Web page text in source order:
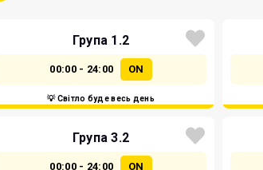
Група 1.2
00:00 - 24:00 ON
💡 Світло буде весь день
Група 3.2
00:00 - 24:00 ON